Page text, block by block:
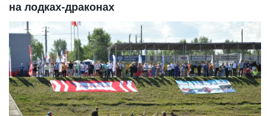
на лодках-драконах